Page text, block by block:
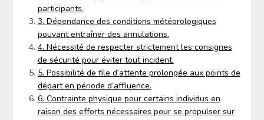
participants.
3. Dépendance des conditions météorologiques
pouvant entraîner des annulations.
4. Nécessité de respecter strictement les consignes
de sécurité pour éviter tout incident.
5. Possibilité de file d’attente prolongée aux points de
départ en période d’affluence.
6. Contrainte physique pour certains individus en
raison des efforts nécessaires pour se propulser sur